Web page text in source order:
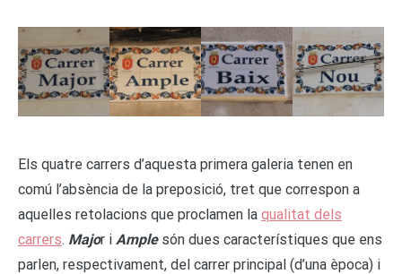
Els quatre carrers d’aquesta primera galeria tenen en
comú l’absència de la preposició, tret que correspon a
aquelles retolacions que proclamen la qualitat dels
carrers. Major i Amplesón dues característiques que ens
parlen, respectivament, del carrer principal (d’una època) i